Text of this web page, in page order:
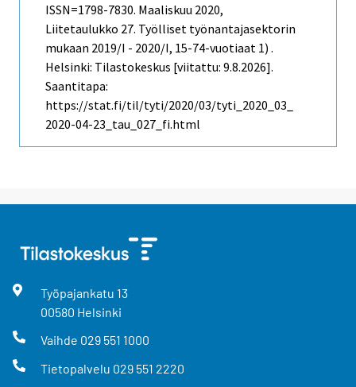
ISSN=1798-7830. Maaliskuu 2020,
Liitetaulukko 27. Työlliset työnantajasektorin
mukaan 2019/I - 2020/I, 15-74-vuotiaat 1) .
Helsinki: Tilastokeskus [viitattu: 9.8.2026].
Saantitapa:
https://stat.fi/til/tyti/2020/03/tyti_2020_03_
2020-04-23_tau_027_fi.html
Työpajankatu 13
00580 Helsinki
Vaihde 029 551 1000
Tietopalvelu 029 551 2220